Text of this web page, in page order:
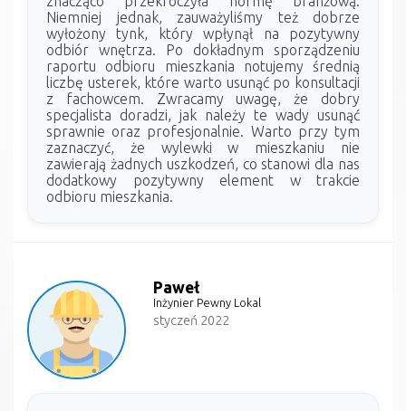
Niemniej jednak, zauważyliśmy też dobrze
wyłożony tynk, który wpłynął na pozytywny
odbiór wnętrza. Po dokładnym sporządzeniu
raportu odbioru mieszkania notujemy średnią
liczbę usterek, które warto usunąć po konsultacji
z fachowcem. Zwracamy uwagę, że dobry
specjalista doradzi, jak należy te wady usunąć
sprawnie oraz profesjonalnie. Warto przy tym
zaznaczyć, że wylewki w mieszkaniu nie
zawierają żadnych uszkodzeń, co stanowi dla nas
dodatkowy pozytywny element w trakcie
odbioru mieszkania.
Paweł
Inżynier Pewny Lokal
styczeń 2022